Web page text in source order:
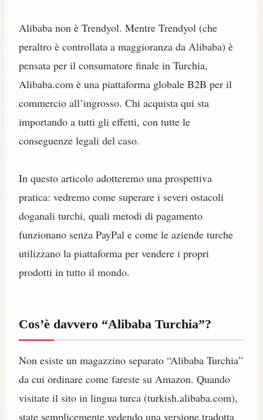
Alibaba non è Trendyol. Mentre Trendyol (che
peraltro è controllata a maggioranza da Alibaba) è
pensata per il consumatore finale in Turchia,
Alibaba.com è una piattaforma globale B2B per il
commercio all’ingrosso. Chi acquista qui sta
importando a tutti gli effetti, con tutte le
conseguenze legali del caso.
In questo articolo adotteremo una prospettiva
pratica: vedremo come superare i severi ostacoli
doganali turchi, quali metodi di pagamento
funzionano senza PayPal e come le aziende turche
utilizzano la piattaforma per vendere i propri
prodotti in tutto il mondo.
Cos’è davvero “Alibaba Turchia”?
Non esiste un magazzino separato “Alibaba Turchia”
da cui ordinare come fareste su Amazon. Quando
visitate il sito in lingua turca (turkish.alibaba.com),
state semplicemente vedendo una versione tradotta